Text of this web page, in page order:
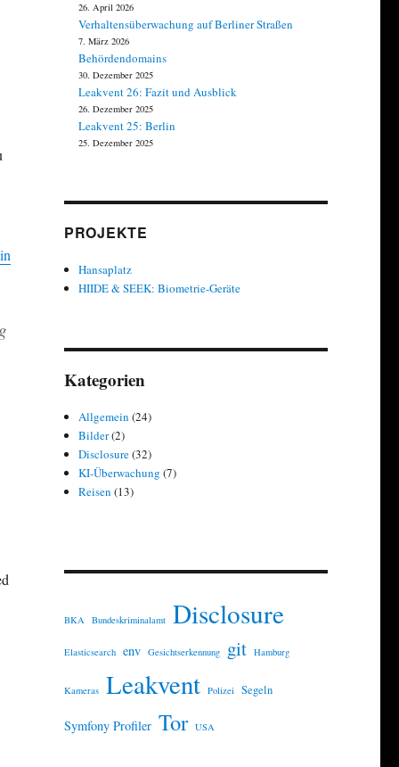
26. April 2026
Verhaltensüberwachung auf Berliner Straßen
7. März 2026
Behördendomains
30. Dezember 2025
Leakvent 26: Fazit und Ausblick
26. Dezember 2025
Leakvent 25: Berlin
25. Dezember 2025
PROJEKTE
Hansaplatz
HIIDE & SEEK: Biometrie-Geräte
Kategorien
Allgemein (24)
Bilder(2)
Disclosure(32)
KI-Überwachung (7)
Reisen (13)
BKA Bundeskriminalamt Disclosure
Elasticsearch env Gesichtserkennung git Hamburg
Kameras Leakvent Polizei Segeln
Symfony Profiler Tor USA